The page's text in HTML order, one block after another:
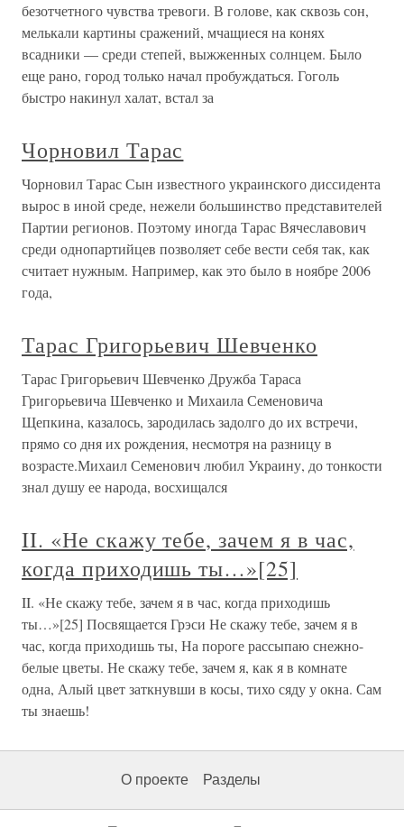
безотчетного чувства тревоги. В голове, как сквозь сон,
мелькали картины сражений, мчащиеся на конях
всадники — среди степей, выжженных солнцем. Было
еще рано, город только начал пробуждаться. Гоголь
быстро накинул халат, встал за
Чорновил Тарас
Чорновил Тарас Сын известного украинского диссидента
вырос в иной среде, нежели большинство представителей
Партии регионов. Поэтому иногда Тарас Вячеславович
среди однопартийцев позволяет себе вести себя так, как
считает нужным. Например, как это было в ноябре 2006
года,
Тарас Григорьевич Шевченко
Тарас Григорьевич Шевченко Дружба Тараса
Григорьевича Шевченко и Михаила Семеновича
Щепкина, казалось, зародилась задолго до их встречи,
прямо со дня их рождения, несмотря на разницу в
возрасте.Михаил Семенович любил Украину, до тонкости
знал душу ее народа, восхищался
II. «Не скажу тебе, зачем я в час,
когда приходишь ты…»[25]
II. «Не скажу тебе, зачем я в час, когда приходишь
ты…»[25] Посвящается Грэси Не скажу тебе, зачем я в
час, когда приходишь ты, На пороге рассыпаю снежно-
белые цветы. Не скажу тебе, зачем я, как я в комнате
одна, Алый цвет заткнувши в косы, тихо сяду у окна. Сам
ты знаешь!
О проекте Разделы